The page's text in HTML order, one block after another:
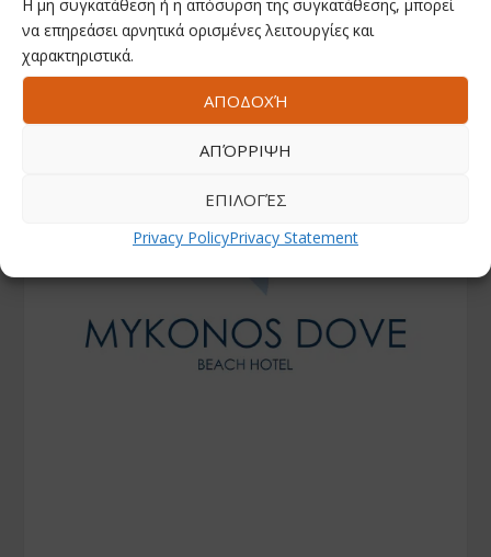
Η μη συγκατάθεση ή η απόσυρση της συγκατάθεσης, μπορεί
να επηρεάσει αρνητικά ορισμένες λειτουργίες και
χαρακτηριστικά.
ΑΠΟΔΟΧΉ
ΑΠΌΡΡΙΨΗ
ΕΠΙΛΟΓΈΣ
Privacy PolicyPrivacy Statement